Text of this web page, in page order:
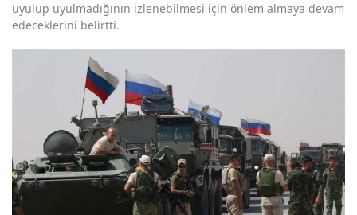
uyulup uyulmadığının izlenebilmesi için önlem almaya devam
edeceklerini belirtti.